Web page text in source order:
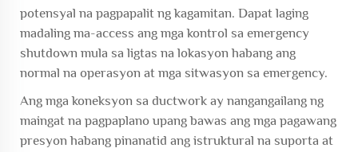
potensyal na pagpapalit ng kagamitan. Dapat laging
madaling ma-access ang mga kontrol sa emergency
shutdown mula sa ligtas na lokasyon habang ang
normal na operasyon at mga sitwasyon sa emergency.
Ang mga koneksyon sa ductwork ay nangangailang ng
maingat na pagpaplano upang bawas ang mga pagawang
presyon habang pinanatid ang istruktural na suporta at